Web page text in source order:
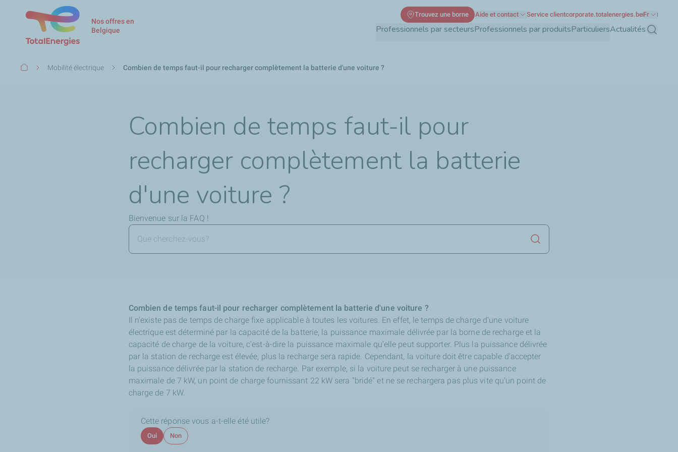
Nos offres en
Belgique
Professionnels par secteursProfessionnels par produitsParticuliersActualités
Trouvez une borne Aide et contact Service clientcorporate.totalenergies.beFr
Fil
Mobilité électrique Combien de temps faut-il pour recharger complètement la batterie d'une voiture ?
Combien de temps faut-il pour
recharger complètement la batterie
d'une voiture ?
Bienvenue sur la FAQ !
Lancer la recherche
Combien de temps faut-il pour recharger complètement la batterie d'une voiture ?
Il n'existe pas de temps de charge fixe applicable à toutes les voitures. En effet, le temps de charge d'une voiture
électrique est déterminé par la capacité de la batterie, la puissance maximale délivrée par la borne de recharge et la
capacité de charge de la voiture, c'est-à-dire la puissance maximale qu'elle peut supporter. Plus la puissance délivrée
par la station de recharge est élevée, plus la recharge sera rapide. Cependant, la voiture doit être capable d'accepter
la puissance délivrée par la station de recharge. Par exemple, si la voiture peut se recharger à une puissance
maximale de 7 kW, un point de charge fournissant 22 kW sera "bridé" et ne se rechargera pas plus vite qu'un point de
charge de 7 kW.
Cette réponse vous a-t-elle été utile?
Oui Non